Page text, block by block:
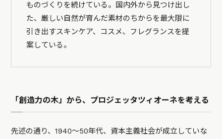
ものづくりを続けている。国内外から見つけ出し
た、厳しい自然が育んだ素材のちからを最大限に
引き出すスキンケア、コスメ、フレグランスを提
案している。
「創造力の木」から、プロジェッタツィオーネを考える
先述の通り、1940～50年代、資本主義社会が成立していな